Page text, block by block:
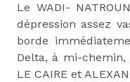
Le WADI-
dépression assez
borde
Delta, à mi-
LE CAIRE et